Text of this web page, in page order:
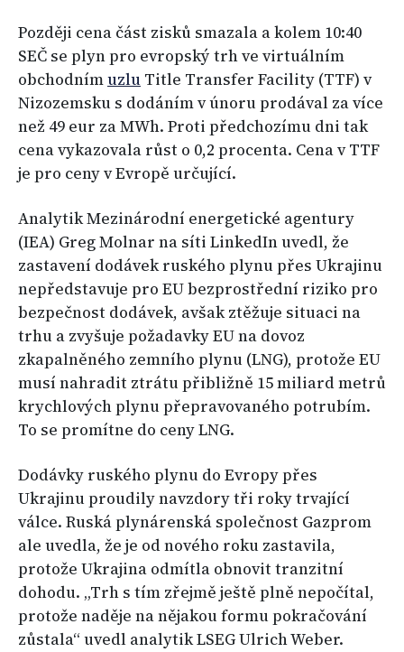
Později cena část zisků smazala a kolem 10:40
SEČ se plyn pro evropský trh ve virtuálním
obchodnímuzlu Title Transfer Facility (TTF) v
Nizozemsku s dodáním v únoru prodával za více
než 49 eur za MWh. Proti předchozímu dni tak
cena vykazovala růst o 0,2 procenta. Cena v TTF
je pro ceny v Evropě určující.
Analytik Mezinárodní energetické agentury
(IEA) Greg Molnar na síti LinkedIn uvedl, že
zastavení dodávek ruského plynu přes Ukrajinu
nepředstavuje pro EU bezprostřední riziko pro
bezpečnost dodávek, avšak ztěžuje situaci na
trhu a zvyšuje požadavky EU na dovoz
zkapalněného zemního plynu (LNG), protože EU
musí nahradit ztrátu přibližně 15 miliard metrů
krychlových plynu přepravovaného potrubím.
To se promítne do ceny LNG.
Dodávky ruského plynu do Evropy přes
Ukrajinu proudily navzdory tři roky trvající
válce. Ruská plynárenská společnost Gazprom
ale uvedla, že je od nového roku zastavila,
protože Ukrajina odmítla obnovit tranzitní
dohodu. „Trh s tím zřejmě ještě plně nepočítal,
protože naděje na nějakou formu pokračování
zůstala“ uvedl analytik LSEG Ulrich Weber.